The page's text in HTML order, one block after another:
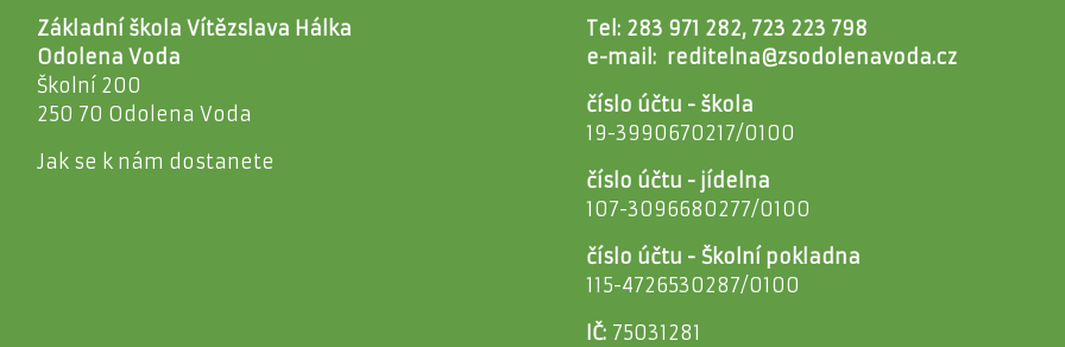
Základní škola Vítězslava Hálka
Odolena Voda
Školní 200
250 70 Odolena Voda
Jak se k nám dostanete
Tel: 283 971 282, 723 223 798
e-mail: reditelna@zsodolenavoda.cz
číslo účtu - škola
19-3990670217/0100
číslo účtu - jídelna
107-3096680277/0100
číslo účtu - Školní pokladna
115-4726530287/0100
IČ: 75031281